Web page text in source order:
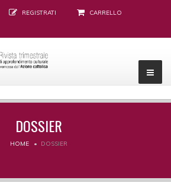
REGISTRATI CARRELLO
DOSSIER
HOME DOSSIER